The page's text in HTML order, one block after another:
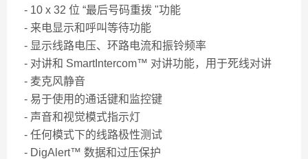
- 10 x 32 位 “最后号码重拨 "功能
- 来电显示和呼叫等待功能
- 显示线路电压、环路电流和振铃频率
- 对讲和 SmartIntercom™ 对讲功能，用于死线对讲
- 麦克风静音
- 易于使用的通话键和监控键
- 声音和视觉模式指示灯
- 任何模式下的线路极性测试
- DigAlert™ 数据和过压保护